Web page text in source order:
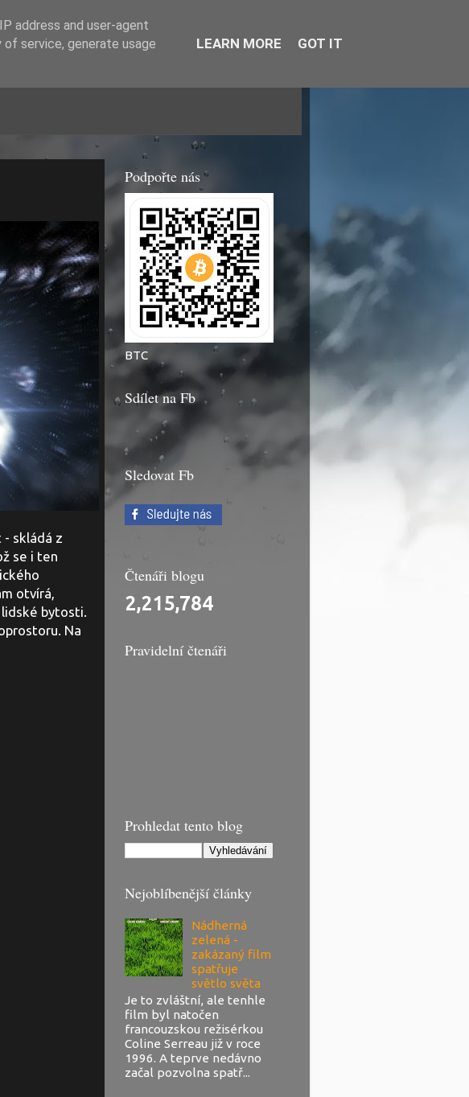
- skládá z
se i ten
otvírá,
bytosti.
Na
Podpořte nás
BTC
Sdílet na Fb
Sledovat Fb
Čtenáři blogu
2,215,784
Pravidelní čtenáři
Prohledat tento blog
Nejoblíbenější články
Nádherná
zelená -
zakázaný film
spatřuje
světlo světa
Je to zvláštní, ale tenhle
film byl natočen
francouzskou režisérkou
Coline Serreau již v roce
1996. A teprve nedávno
začal pozvolna spatř...
address and user-agent
service, generate usage
LEARN MORE GOT IT